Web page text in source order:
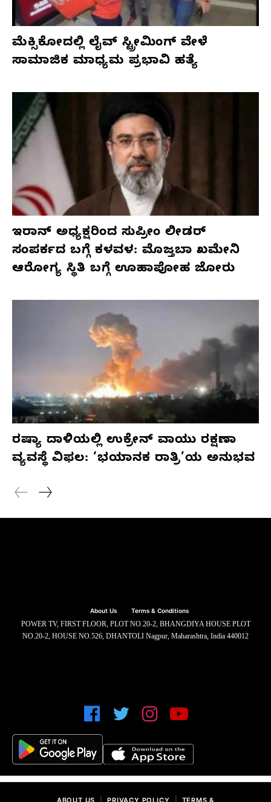
ಮೆಕ್ಸಿಕೋದಲ್ಲಿ ಲೈವ್ ಸ್ಟ್ರೀಮಿಂಗ್ ವೇಳೆ
ಸಾಮಾಜಿಕ ಮಾಧ್ಯಮ ಪ್ರಭಾವಿ ಹತ್ಯೆ
ಇರಾನ್ ಅಧ್ಯಕ್ಷರಿಂದ ಸುಪ್ರೀಂ ಲೀಡರ್
ಸಂಪರ್ಕದ ಬಗ್ಗೆ ಕಳವಳ: ಮೊಜ್ತಬಾ ಖಮೇನಿ
ಆರೋಗ್ಯ ಸ್ಥಿತಿ ಬಗ್ಗೆ ಊಹಾಪೋಹ ಜೋರು
ರಷ್ಯಾ ದಾಳಿಯಲ್ಲಿ ಉಕ್ರೇನ್ ವಾಯು ರಕ್ಷಣಾ
ವ್ಯವಸ್ಥೆ ವಿಫಲ: ‘ಭಯಾನಕ ರಾತ್ರಿ’ಯ ಅನುಭವ
About Us Terms & Conditions
POWER TV, FIRST FLOOR, PLOT NO.20-2, BHANGDIYA HOUSE PLOT
NO.20-2, HOUSE NO.526, DHANTOLI Nagpur, Maharashtra, India 440012